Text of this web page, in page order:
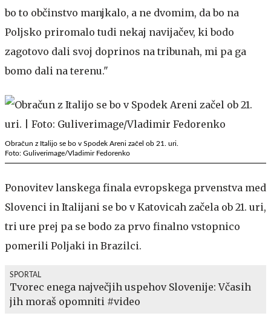
bo to občinstvo manjkalo, a ne dvomim, da bo na
Poljsko priromalo tudi nekaj navijačev, ki bodo
zagotovo dali svoj doprinos na tribunah, mi pa ga
bomo dali na terenu."
Obračun z Italijo se bo v Spodek Areni začel ob 21. uri.
Foto: Guliverimage/Vladimir Fedorenko
Ponovitev lanskega finala evropskega prvenstva med
Slovenci in Italijani se bo v Katovicah začela ob 21. uri,
tri ure prej pa se bodo za prvo finalno vstopnico
pomerili Poljaki in Brazilci.
SPORTAL
Tvorec enega največjih uspehov Slovenije: Včasih
jih moraš opomniti #video